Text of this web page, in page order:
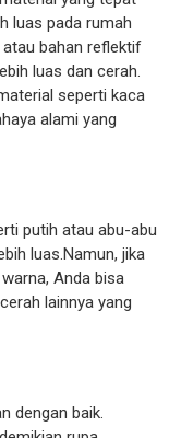
luas pada rumah
bahan reflektif
luas dan cerah.
seperti kaca
alami yang
putih atau abu-abu
luas.Namun, jika
Anda bisa
lainnya yang
dengan baik.